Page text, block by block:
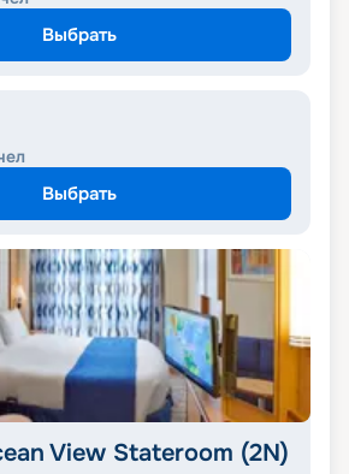
Выбрать
Выбрать
View Stateroom (2N)